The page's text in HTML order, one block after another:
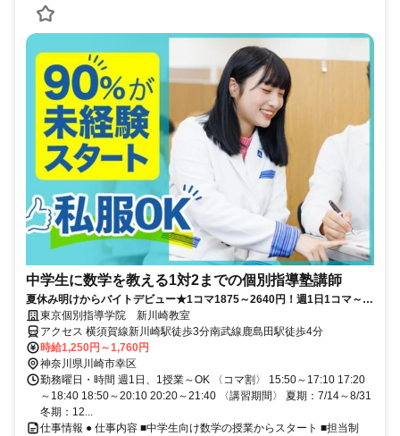
中学生に数学を教える1対2までの個別指導塾講師
夏休み明けからバイトデビュー★1コマ1875～2640円！週1日1コマ～私
服でok◎
東京個別指導学院 新川崎教室
アクセス 横須賀線新川崎駅徒歩3分南武線鹿島田駅徒歩4分
時給1,250円～1,760円
神奈川県川崎市幸区
勤務曜日・時間 週1日、1授業～OK 〈コマ割〉 15:50～17:10 17:20
～18:40 18:50～20:10 20:20～21:40 〈講習期間〉 夏期：7/14～8/31
冬期：12...
仕事情報 ● 仕事内容 ■中学生向け数学の授業からスタート ■担当制